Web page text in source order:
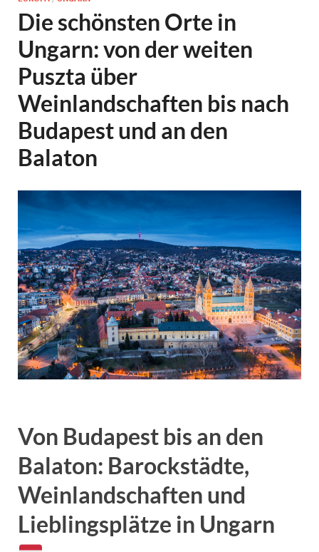
Die schönsten Orte in
Ungarn: von der weiten
Puszta über
Weinlandschaften bis nach
Budapest und an den
Balaton
Von Budapest bis an den
Balaton: Barockstädte,
Weinlandschaften und
Lieblingsplätze in Ungarn